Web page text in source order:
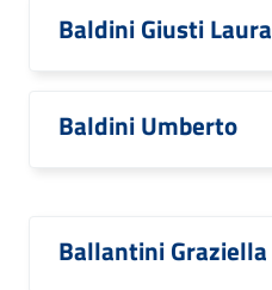
Baldini Giusti Laura
Baldini Umberto
Ballantini Graziella